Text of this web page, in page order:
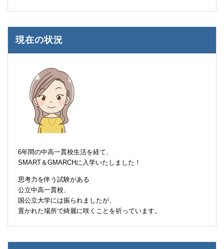
現在の状況
6年間の中高一貫校生活を経て、
SMART＆GMARCHに入学いたしました！
思考力を伴う試験がある
公立中高一貫校、
国公立大学には振られましたが、
置かれた場所で綺麗に咲くことを祈っています。